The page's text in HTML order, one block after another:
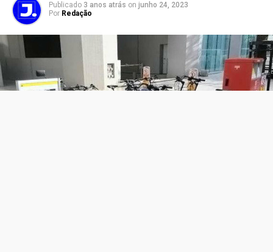
Publicado 3 anos atrás on junho 24, 2023
Por Redação